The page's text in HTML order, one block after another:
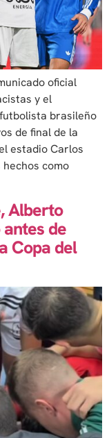
oficial
y el
brasileño
de final de la
estadio Carlos
como
Alberto
de
Copa del